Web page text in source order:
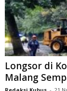
Longsor di
Malang